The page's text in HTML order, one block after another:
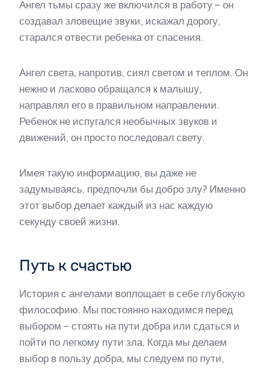
Ангел тьмы сразу же включился в работу – он
создавал зловещие звуки, искажал дорогу,
старался отвести ребенка от спасения.
Ангел света, напротив, сиял светом и теплом. Он
нежно и ласково обращался к малышу,
направлял его в правильном направлении.
Ребенок не испугался необычных звуков и
движений, он просто последовал свету.
Имея такую информацию, вы даже не
задумываясь, предпочли бы добро злу? Именно
этот выбор делает каждый из нас каждую
секунду своей жизни.
Путь к счастью
История с ангелами воплощает в себе глубокую
философию. Мы постоянно находимся перед
выбором – стоять на пути добра или сдаться и
пойти по легкому пути зла. Когда мы делаем
выбор в пользу добра, мы следуем по пути,